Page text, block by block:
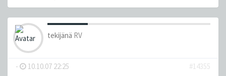
tekijänä RV
- 10.10.07 22:25
#14355